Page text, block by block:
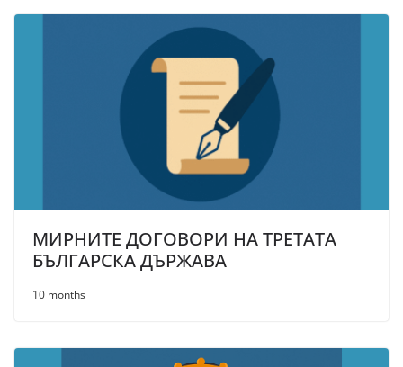
МИРНИТЕ ДОГОВОРИ НА ТРЕТАТА
БЪЛГАРСКА ДЪРЖАВА
10 months